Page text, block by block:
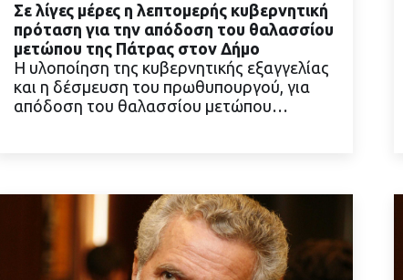
ΔΙΑΒΑΣΤΕ ΠΕΡΙΣΣΟΤΕΡΑ
Σε λίγες μέρες η λεπτομερής κυβερνητική
πρόταση για την απόδοση του θαλασσίου
μετώπου της Πάτρας στον Δήμο
Η υλοποίηση της κυβερνητικής εξαγγελίας
και η δέσμευση του πρωθυπουργού, για
απόδοση του θαλασσίου μετώπου…